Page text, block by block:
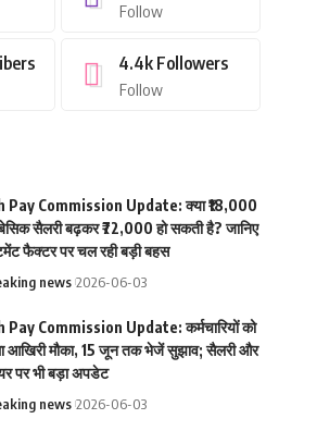
Follow
4.4k Followers
Follow
Pay Commission Update: क्या ₹18,000
सैलरी बढ़कर ₹72,000 हो सकती है? जानिए
फैक्टर पर चल रही बड़ी बहस
news 2026-06-03
Pay Commission Update: कर्मचारियों को
आखिरी मौका, 15 जून तक भेजें सुझाव; सैलरी और
पर भी बड़ा अपडेट
news 2026-06-03